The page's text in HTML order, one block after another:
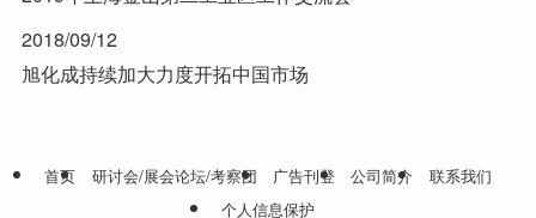
2018/09/12
旭化成持续加大力度开拓中国市场
首页 研讨会/展会论坛/考察团 广告刊登 公司简介
联系我们
个人信息保护